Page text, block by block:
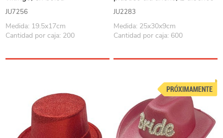
JU7256
Medida: 19.5x17cm
Cantidad por caja: 200
JU2283
Medida: 25x30x9cm
Cantidad por caja: 600